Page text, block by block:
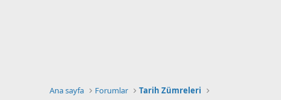
Ana sayfa Forumlar Tarih Zümreleri